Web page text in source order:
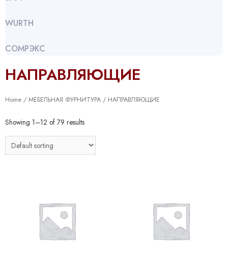
WURTH
СОМРЭКС
НАПРАВЛЯЮЩИЕ
Home / МЕБЕЛЬНАЯ ФУРНИТУРА / НАПРАВЛЯЮЩИЕ
Showing 1–12 of 79 results